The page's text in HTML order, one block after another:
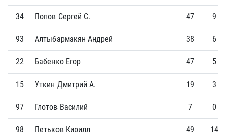
34 Попов Сергей С. 47 9
93 Алтыбармакян Андрей 38 6
22 Бабенко Егор 47 5
15 Уткин Дмитрий А. 19 3
97 Глотов Василий 7 0
98 Петьков Кирилл 49 14